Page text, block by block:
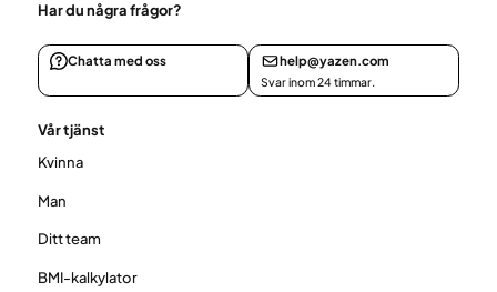
Har du några frågor?
Chatta med oss help@yazen.com
Svar inom 24 timmar.
Vår tjänst
Kvinna
Man
Ditt team
BMI-kalkylator